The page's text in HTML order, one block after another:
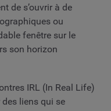
de s’ouvrir à de
ou
fenêtre sur le
son horizon
IRL (In Real Life)
liens qui se